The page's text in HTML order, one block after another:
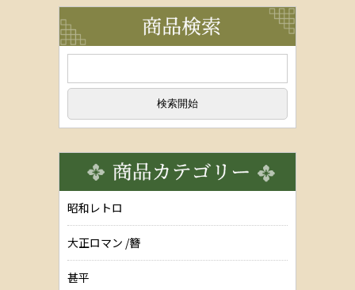
昭和レトロ
大正ロマン /簪
甚平